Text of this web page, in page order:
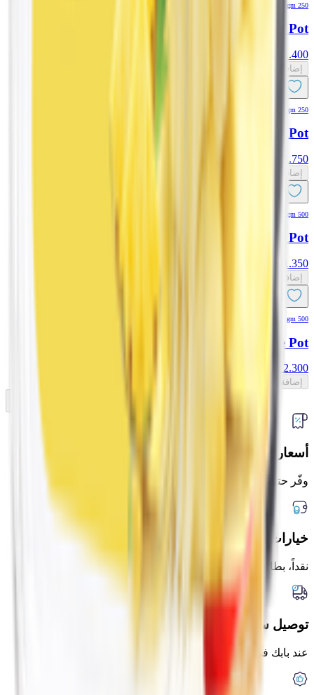
250 gm
EPIC! Pineapple Pot
1.400
إضافة
250 gm
EPIC! Mango Pot
1.750
إضافة
500 gm
EPIC! Watermelon Pot
1.350
إضافة
500 gm
EPIC! Pineapple Pot
2.300
إضافة
أسعار أقل دائماً
وفّر حتى 20% كل يوم
خيارات دفع مرنة
نقداً، بطاقة، أو محافظ رقمية
توصيل سريع
عند بابك في أقل من ساعتين